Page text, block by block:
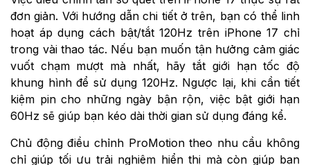
đơn giản. Với hướng dẫn chi tiết ở trên, bạn có thể linh
hoạt áp dụng cách bật/tắt 120Hz trên iPhone 17 chỉ
trong vài thao tác. Nếu bạn muốn tận hưởng cảm giác
vuốt chạm mượt mà nhất, hãy tắt giới hạn tốc độ
khung hình để sử dụng 120Hz. Ngược lại, khi cần tiết
kiệm pin cho những ngày bận rộn, việc bật giới hạn
60Hz sẽ giúp bạn kéo dài thời gian sử dụng đáng kể.
Chủ động điều chỉnh ProMotion theo nhu cầu không
chỉ giúp tối ưu trải nghiệm hiển thị mà còn giúp bạn